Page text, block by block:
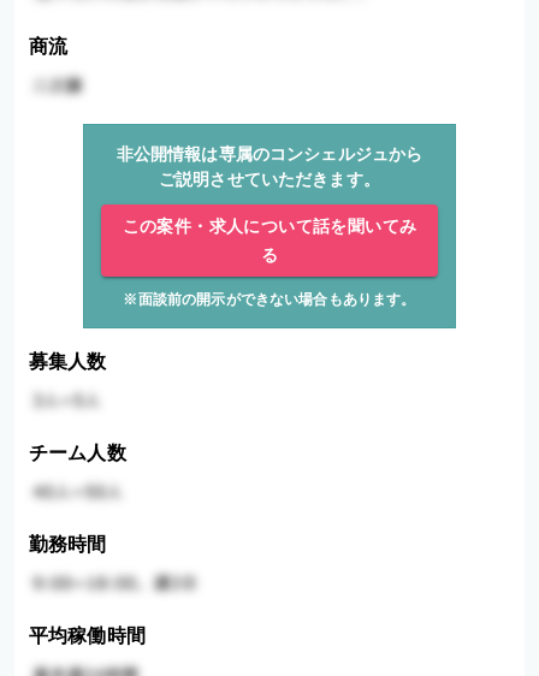
商流
非公開情報は専属のコンシェルジュから
ご説明させていただきます。
この案件・求人について話を聞いてみ
る
※面談前の開示ができない場合もあります。
募集人数
チーム人数
勤務時間
平均稼働時間